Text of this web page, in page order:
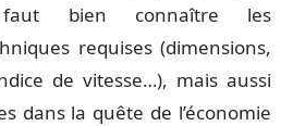
bien connaître les
requises (dimensions,
de vitesse…), mais aussi
dans la quête de l’économie